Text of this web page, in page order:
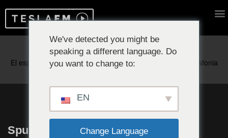
Reproduciendo ahora:
Spur #17
We've detected you might be
speaking a different language. Do
you want to change to:
EN
Change Language